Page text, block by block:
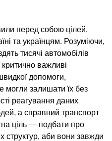
перед собою цілей,
та українцям. Розуміючи,
тисячі автомобілів
важливі
допомоги,
могли залишати їх без
реагування даних
а справний транспорт
ціль — подбати про
структур, аби вони завжди